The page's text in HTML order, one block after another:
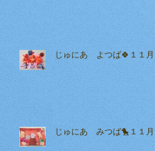
じゅにあ よつば🍀１１月
じゅにあ みつば🐤１１月